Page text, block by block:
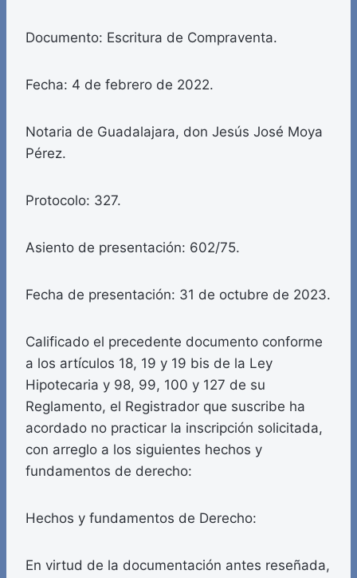
Documento: Escritura de Compraventa.
Fecha: 4 de febrero de 2022.
Notaria de Guadalajara, don Jesús José Moya
Pérez.
Protocolo: 327.
Asiento de presentación: 602/75.
Fecha de presentación: 31 de octubre de 2023.
Calificado el precedente documento conforme
a los artículos 18, 19 y 19 bis de la Ley
Hipotecaria y 98, 99, 100 y 127 de su
Reglamento, el Registrador que suscribe ha
acordado no practicar la inscripción solicitada,
con arreglo a los siguientes hechos y
fundamentos de derecho:
Hechos y fundamentos de Derecho:
En virtud de la documentación antes reseñada,